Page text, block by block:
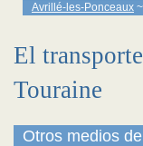
Avrillé-les-Ponceaux
El
Touraine
Otros medios